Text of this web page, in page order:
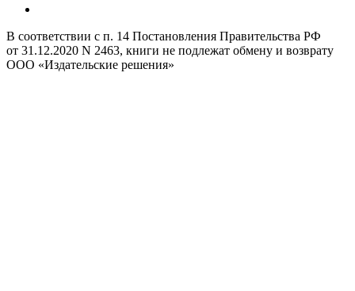
В соответствии с п. 14 Постановления Правительства РФ
от 31.12.2020 N 2463, книги не подлежат обмену и возврату
ООО «Издательские решения»